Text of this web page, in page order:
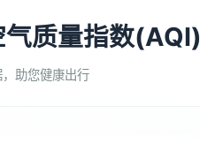
气质量指数(AQI)
助您健康出行